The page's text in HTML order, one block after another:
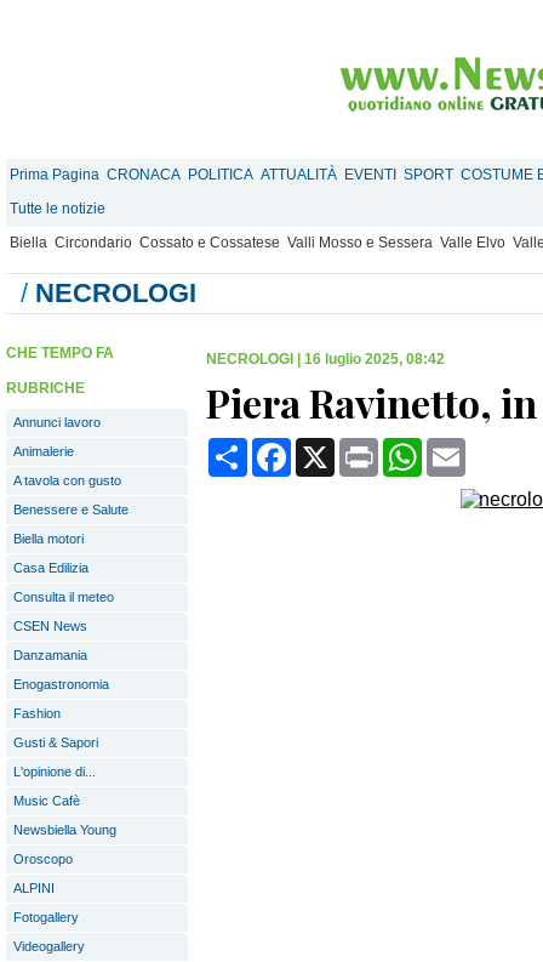
Prima Pagina CRONACA POLITICA ATTUALITÀ EVENTI SPORT COSTUME
Tutte le notizie
Biella Circondario Cossato e Cossatese Valli Mosso e Sessera Valle Elvo
/ NECROLOGI
CHE TEMPO FA
RUBRICHE
Annunci lavoro
Animalerie
A tavola con gusto
Benessere e Salute
Biella motori
Casa Edilizia
Consulta il meteo
CSEN News
Danzamania
Enogastronomia
Fashion
Gusti & Sapori
L'opinione di...
Music Cafè
Newsbiella Young
Oroscopo
ALPINI
Fotogallery
Videogallery
NECROLOGI 16 luglio 2025, 08:42
Piera Ravinetto, in
CondividiFacebook
X Print WhatsApp